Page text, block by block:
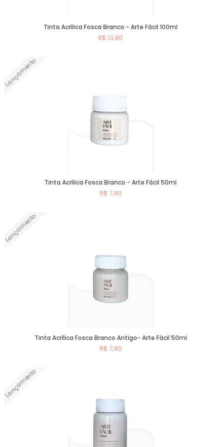
Tinta Acrílica Fosca Branco - Arte Fácil 100ml
R$ 13,80
Lançamento
Tinta Acrílica Fosca Branco - Arte Fácil 50ml
R$ 7,80
Lançamento
Tinta Acrílica Fosca Branco Antigo- Arte Fácil 50ml
R$ 7,80
Lançamento